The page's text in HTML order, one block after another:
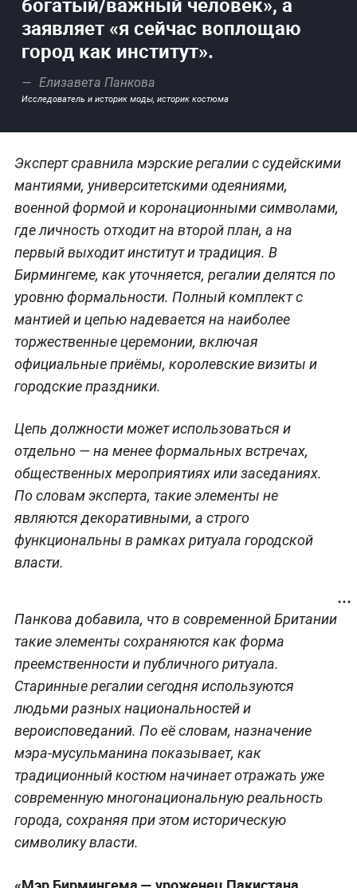
богатый/важный человек», а
заявляет «я сейчас воплощаю
город как институт».
Елизавета Панкова
Исследователь и историк моды, историк костюма
Эксперт сравнила мэрские регалии с судейскими
мантиями, университетскими одеяниями,
военной формой и коронационными символами,
где личность отходит на второй план, а на
первый выходит институт и традиция. В
Бирмингеме, как уточняется, регалии делятся по
уровню формальности. Полный комплект с
мантией и цепью надевается на наиболее
торжественные церемонии, включая
официальные приёмы, королевские визиты и
городские праздники.
Цепь должности может использоваться и
отдельно — на менее формальных встречах,
общественных мероприятиях или заседаниях.
По словам эксперта, такие элементы не
являются декоративными, а строго
функциональны в рамках ритуала городской
власти.
Панкова добавила, что в современной Британии
такие элементы сохраняются как форма
преемственности и публичного ритуала.
Старинные регалии сегодня используются
людьми разных национальностей и
вероисповеданий. По её словам, назначение
мэра-мусульманина показывает, как
традиционный костюм начинает отражать уже
современную многонациональную реальность
города, сохраняя при этом историческую
символику власти.